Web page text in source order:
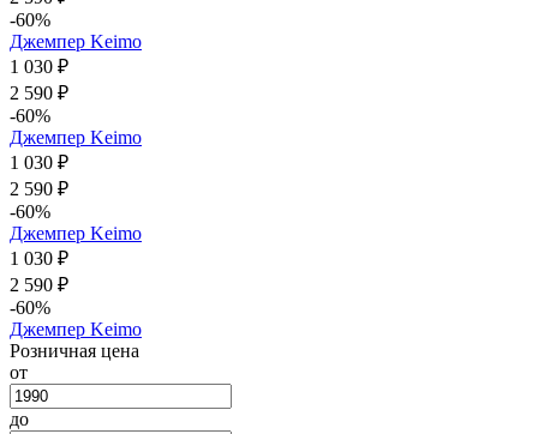
-60%
Джемпер Keimo
1 030 ₽
2 590 ₽
-60%
Джемпер Keimo
1 030 ₽
2 590 ₽
-60%
Джемпер Keimo
1 030 ₽
2 590 ₽
-60%
Джемпер Keimo
Розничная цена
от
до